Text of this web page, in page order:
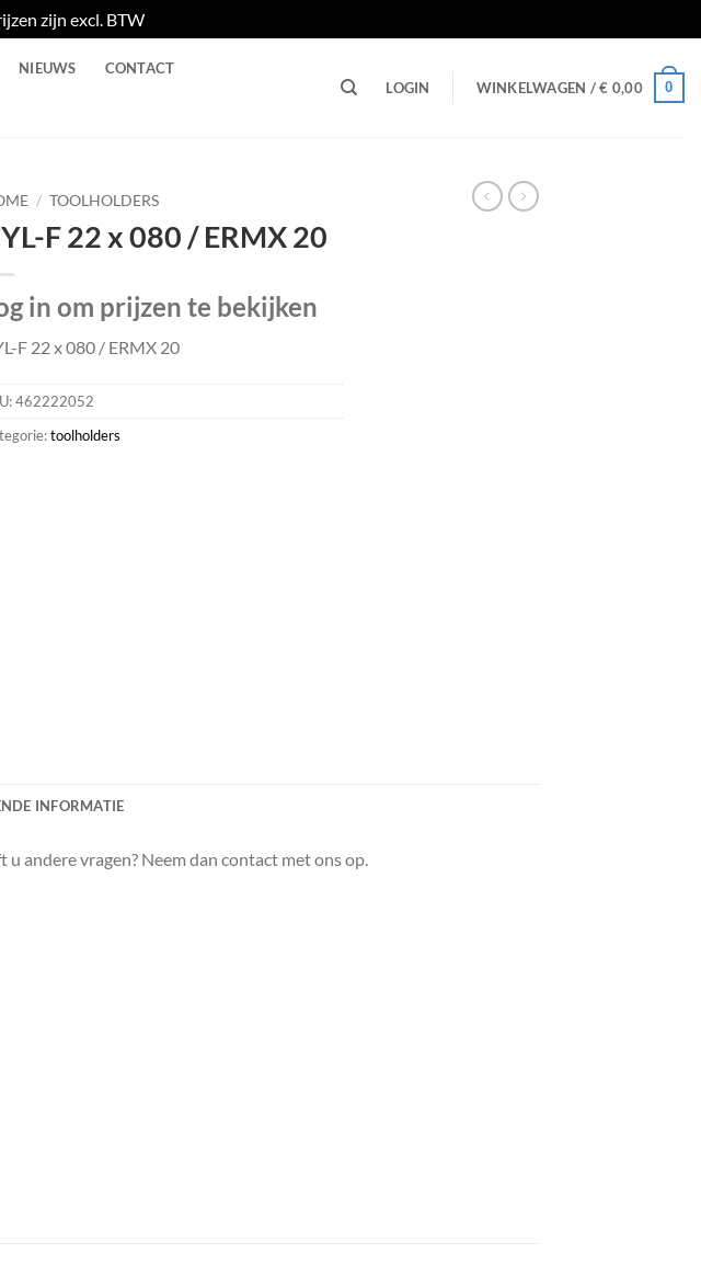
zijn excl. BTW
NIEUWS CONTACT
LOGIN WINKELWAGEN /€ 0,00 0
/ TOOLHOLDERS
F 22 x 080 / ERMX 20
in om prijzen te bekijken
F 22 x 080 / ERMX 20
462222052
toolholders
INFORMATIE
andere vragen? Neem dan contact met ons op.